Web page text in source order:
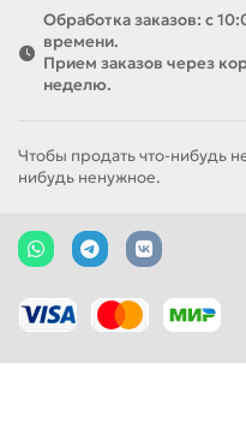
Обработка заказов: с
времени.
Прием заказов через
неделю.
Чтобы продать что-нибудь
нибудь ненужное.